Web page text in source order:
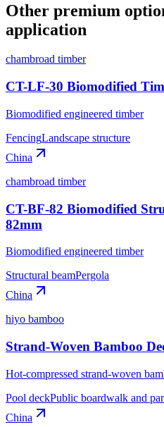
Other premium
application
chambroad timber
CT-LF-30 Biomodified
Biomodified engineered timber
FencingLandscape structure
China
chambroad timber
CT-BF-82 Biomodified
82mm
Biomodified engineered timber
Structural beamPergola
China
hiyo bamboo
Strand-Woven Bamboo
Hot-compressed strand-woven
Pool deckPublic boardwalk and
China